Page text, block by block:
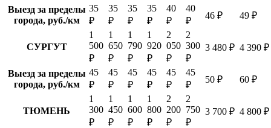
Выезд за пределы
города, руб./км
35
₽
35
₽
35
₽
35
₽
40
₽
40
₽
46 ₽ 49 ₽
СУРГУТ
1
500
₽
1
650
₽
1
790
₽
1
920
₽
2
050
₽
2
300
₽
3 480 ₽ 4 390 ₽
Выезд за пределы
города, руб./км
45
₽
45
₽
45
₽
45
₽
45
₽
45
₽
50 ₽ 60 ₽
ТЮМЕНЬ
1
300
₽
1
450
₽
1
600
₽
1
800
₽
2
200
₽
2
750
₽
3 700 ₽ 4 800 ₽